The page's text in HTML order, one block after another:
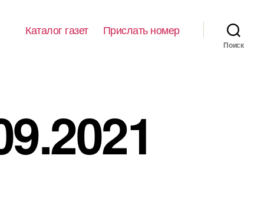
Каталог газет Прислать номер
Поиск